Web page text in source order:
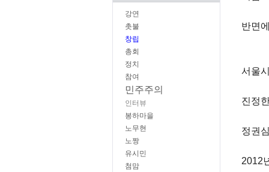
강연
촛불
창립
총회
정치
참여
민주주의
인터뷰
봉하마을
노무현
노짱
유시민
첨맘
반면
서울
진정
정권
2012